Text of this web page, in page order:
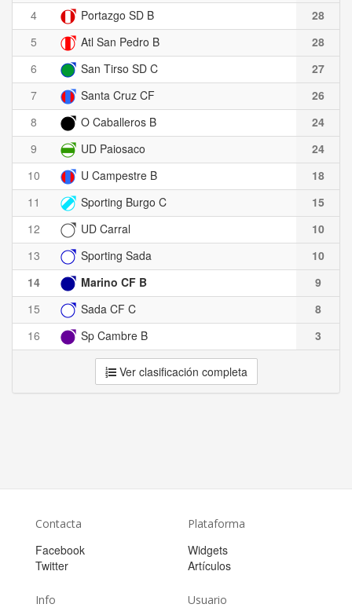
4
Portazgo SD B
28
5
Atl San Pedro B
28
6
San Tirso SD C
27
7
Santa Cruz CF
26
8
O Caballeros B
24
9
UD Paiosaco
24
10
U Campestre B
18
11
Sporting Burgo C
15
12
UD Carral
10
13
Sporting Sada
10
14
Marino CF B
9
15
Sada CF C
8
16
Sp Cambre B 3
Ver clasificación completa
Contacta
Facebook
Twitter
Plataforma
Widgets
Artículos
Info Usuario